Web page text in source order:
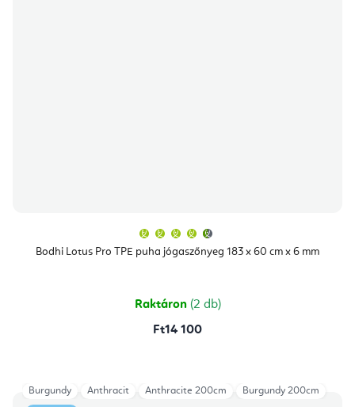
Bodhi Lotus Pro TPE puha jógaszőnyeg 183 x 60 cm x 6 mm
átlagos
értékelése
csillag.
Raktáron (2 db)
Ft14 100
Burgundy Anthracit Anthracite 200cm Burgundy 200cm